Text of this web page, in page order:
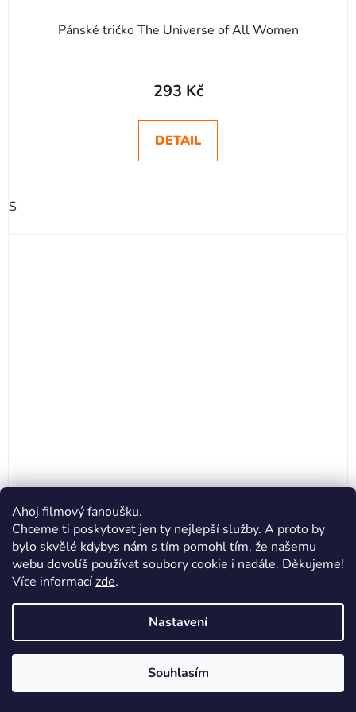
Ahoj filmový fanoušku.
Chceme ti poskytovat jen ty nejlepší služby. A proto by
bylo skvělé kdybys nám s tím pomohl tím, že našemu
webu dovolíš používat soubory cookie i nadále. Děkujeme!
Více informacízde.
Nastavení
Souhlasím
Pánské tričko The Universe of All Women
293 Kč
DETAIL
S
Pánské tričko Teorie velkého třesku - Team Sheldon
Průměrné
hodnocení
je
5,0
z
5
hvězdiček.
299 Kč
DETAIL
XS S M L XL XXL